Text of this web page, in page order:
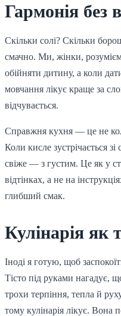
Гармонія без
Скільки солі? Скільки
смачно. Ми, жінки,
обійняти дитину, а коли
мовчання лікує краще за
відчувається.
Справжня кухня — це не
Коли кисле зустрічається
свіже — з густим. Це як у
відтінках, а не на
глибший смак.
Кулінарія як
Іноді я готую, щоб
Тісто під руками нагадує,
трохи терпіння, тепла й
тому кулінарія лікує. Вона